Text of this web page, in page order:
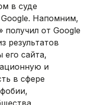
в суде
Google. Напомним,
получил от Google
результатов
его сайта,
и
в сфере